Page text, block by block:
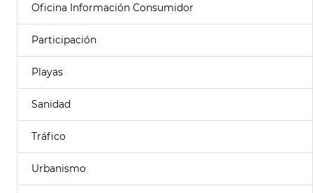
Oficina Información Consumidor
Participación
Playas
Sanidad
Tráfico
Urbanismo